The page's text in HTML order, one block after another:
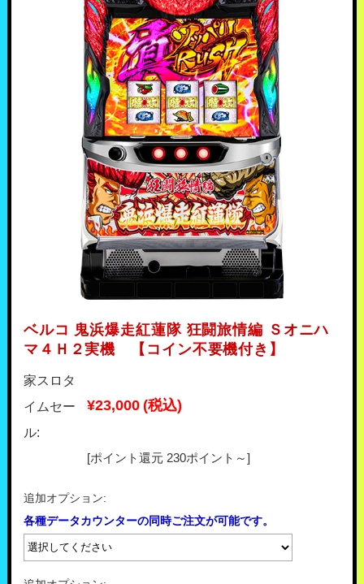
ベルコ 鬼浜爆走紅蓮隊 狂闘旅情編 Ｓオニハ
マ４Ｈ２実機 【コイン不要機付き】
家スロタ
イムセー
ル:
¥23,000(税込)
[ポイント還元 230ポイント～]
追加オプション:
各種データカウンターの同時ご注文が可能です。